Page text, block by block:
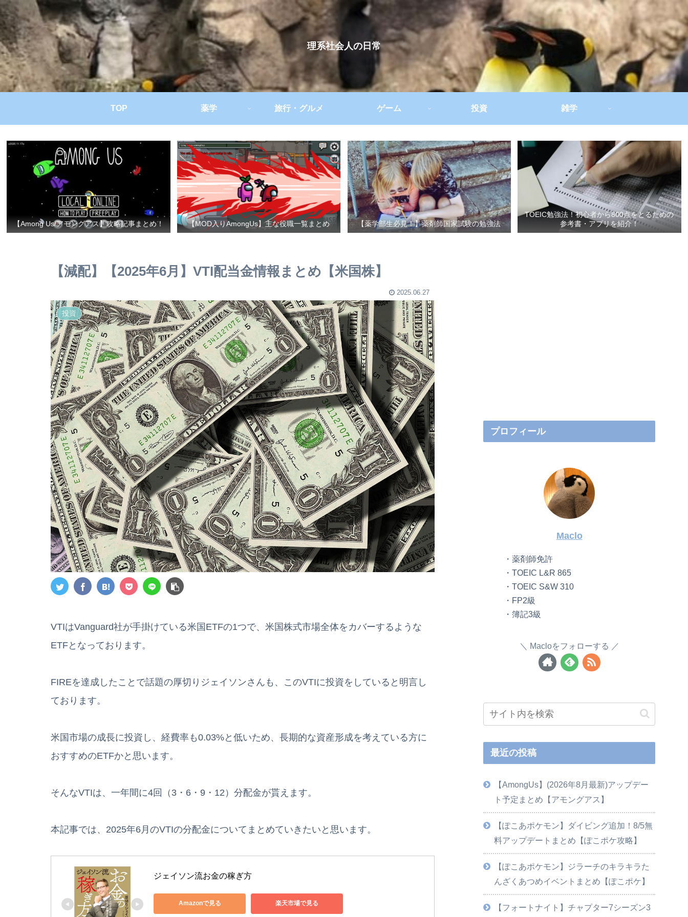
理系社会人の日常
TOP 薬学 旅行・グルメ ゲーム 投資 雑学
【Among Us/アモングアス】攻略記事まとめ！ 【MOD入りAmongUs】主な役職一覧まとめ 【薬学部生必見！】薬剤師国家試験の勉強法
TOEIC勉強法！初心者から800点をとるための
参考書・アプリを紹介！
【減配】【2025年6月】VTI配当金情報まとめ【米国株】
2025.06.27
投資
VTIはVanguard社が手掛けている米国ETFの1つで、米国株式市場全体をカバーするような
ETFとなっております。
FIREを達成したことで話題の厚切りジェイソンさんも、このVTIに投資をしていると明言し
ております。
米国市場の成長に投資し、経費率も0.03%と低いため、長期的な資産形成を考えている方に
おすすめのETFかと思います。
そんなVTIは、一年間に4回（3・6・9・12）分配金が貰えます。
本記事では、2025年6月のVTIの分配金についてまとめていきたいと思います。
ジェイソン流お金の稼ぎ方
Amazonで見る 楽天市場で見る
プロフィール
Maclo
・薬剤師免許
・TOEIC L&R 865
・TOEIC S&W 310
・FP2級
・簿記3級
Macloをフォローする
最近の投稿
【AmongUs】(2026年8月最新)アップデー
ト予定まとめ【アモングアス】
【ぽこあポケモン】ダイビング追加！8/5無
料アップデートまとめ【ぽこポケ攻略】
【ぽこあポケモン】ジラーチのキラキラた
んざくあつめイベントまとめ【ぽこポケ】
【フォートナイト】チャプター7シーズン3